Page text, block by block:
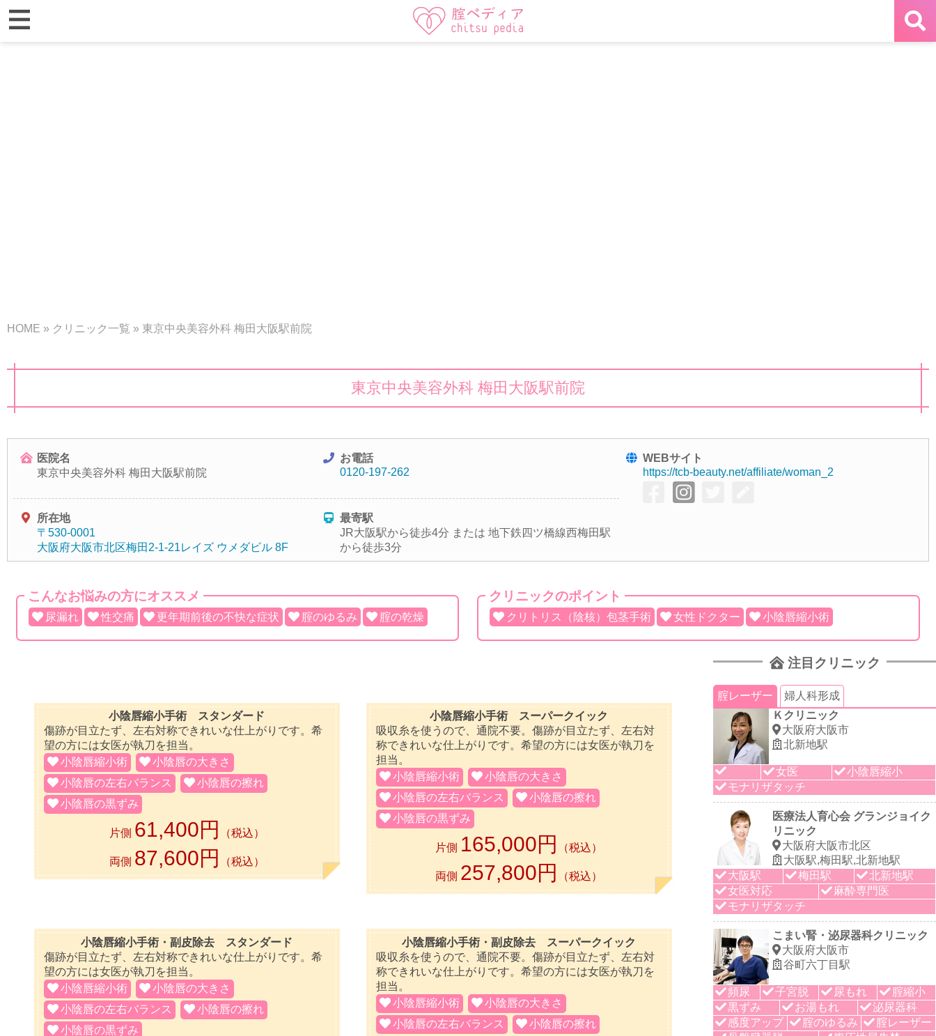
HOME » クリニック一覧 » 東京中央美容外科 梅田大阪駅前院
東京中央美容外科 梅田大阪駅前院
医院名
東京中央美容外科 梅田大阪駅前院
所在地
〒530-0001
大阪府大阪市北区梅田2-1-21レイズ ウメダビル 8F
最寄駅
JR大阪駅から徒歩4分 または 地下鉄四ツ橋線西梅田駅
から徒歩3分
お電話
0120-197-262
WEBサイト
https://tcb-beauty.net/affiliate/woman_2
こんなお悩みの方にオススメ
尿漏れ 性交痛 更年期前後の不快な症状 腟のゆるみ 腟の乾燥
クリニックのポイント
クリトリス（陰核）包茎手術 女性ドクター 小陰唇縮小術
小陰唇縮小手術 スタンダード
傷跡が目立たず、左右対称できれいな仕上がりです。希
望の方には女医が執刀を担当。
小陰唇縮小術
小陰唇の大きさ
小陰唇の左右バランス
小陰唇の擦れ
小陰唇の黒ずみ
片側 61,400円 （税込）
両側 87,600円 （税込）
小陰唇縮小手術 スーパークイック
吸収糸を使うので、通院不要。傷跡が目立たず、左右対
称できれいな仕上がりです。希望の方には女医が執刀を
担当。
小陰唇縮小術
小陰唇の大きさ
小陰唇の左右バランス
小陰唇の擦れ
小陰唇の黒ずみ
片側 165,000円 （税込）
両側 257,800円 （税込）
小陰唇縮小手術・副皮除去 スタンダード
傷跡が目立たず、左右対称できれいな仕上がりです。希
望の方には女医が執刀を担当。
小陰唇縮小術
小陰唇の大きさ
小陰唇の左右バランス
小陰唇の擦れ
小陰唇の黒ずみ
小陰唇縮小手術・副皮除去 スーパークイック
吸収糸を使うので、通院不要。傷跡が目立たず、左右対
称できれいな仕上がりです。希望の方には女医が執刀を
担当。
小陰唇縮小術
小陰唇の大きさ
小陰唇の左右バランス
小陰唇の擦れ
注目クリニック
腟レーザー
婦人科形成
Ｋクリニック
大阪府大阪市
北新地駅
女医
小陰唇縮小
モナリザタッチ
医療法人育心会 グランジョイク
リニック
大阪府大阪市北区
大阪駅,梅田駅,北新地駅
大阪駅
梅田駅
北新地駅
女医対応
麻酔専門医
モナリザタッチ
こまい腎・泌尿器科クリニック
大阪府大阪市
谷町六丁目駅
頻尿 子宮脱 尿もれ
腟縮小
黒ずみ
お湯もれ
泌尿器科
感度アップ
腟のゆるみ
腟レーザー